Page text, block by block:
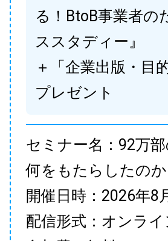
る！BtoB事業者の
ススタディー』
＋「企業出版・目
プレゼント
セミナー名：92万
何をもたらしたのか
開催日時：2026年8
配信形式：オンラ